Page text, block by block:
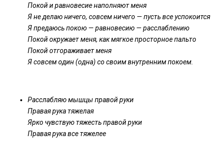
Покой и равновесие наполняют меня
Я не делаю ничего, совсем ничего — пусть все успокоится
Я предаюсь покою — равновесию — расслаблению
Покой окружает меня, как мягкое просторное пальто
Покой отгораживает меня
Я совсем один (одна) со своим внутренним покоем.
Расслабляю мышцы правой руки
Правая рука тяжелая
Ярко чувствую тяжесть правой руки
Правая рука все тяжелее